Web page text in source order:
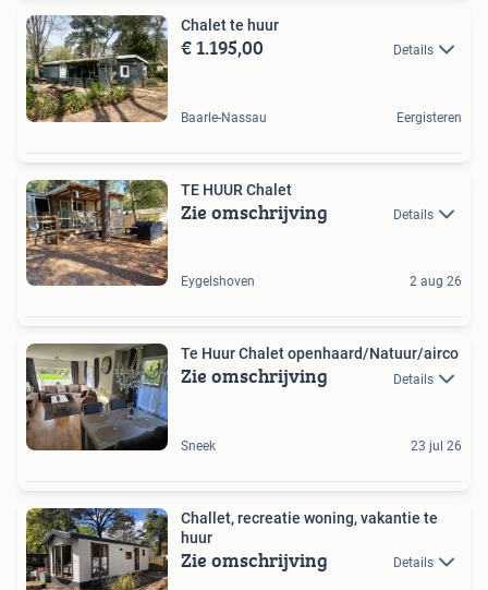
Chalet te huur
€ 1.195,00 Details
Baarle-Nassau Eergisteren
TE HUUR Chalet
Zie omschrijving Details
Eygelshoven 2 aug 26
Te Huur Chalet openhaard/Natuur/airco
Zie omschrijving Details
Sneek 23 jul 26
Challet, recreatie woning, vakantie te
huur
Zie omschrijving Details